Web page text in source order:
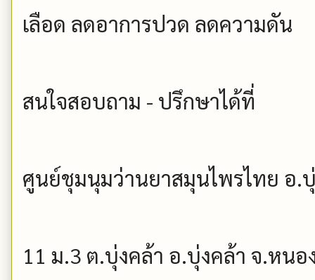
เลือด ลดอาการปวด ลดความดัน
สนใจสอบถาม - ปรึกษาได้ที่
ศูนย์ชุมนุมว่านยาสมุนไพรไทย อ.
11 ม.3 ต.บุ่งคล้า อ.บุ่งคล้า จ.หนอ